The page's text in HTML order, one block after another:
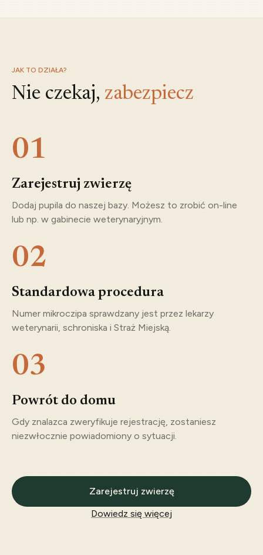
JAK TO DZIAŁA?
Nie czekaj, zabezpiecz
01
Zarejestruj zwierzę
Dodaj pupila do naszej bazy. Możesz to zrobić on-line
lub np. w gabinecie weterynaryjnym.
02
Standardowa procedura
Numer mikroczipa sprawdzany jest przez lekarzy
weterynarii, schroniska i Straż Miejską.
03
Powrót do domu
Gdy znalazca zweryfikuje rejestrację, zostaniesz
niezwłocznie powiadomiony o sytuacji.
Zarejestruj zwierzę
Dowiedz się więcej